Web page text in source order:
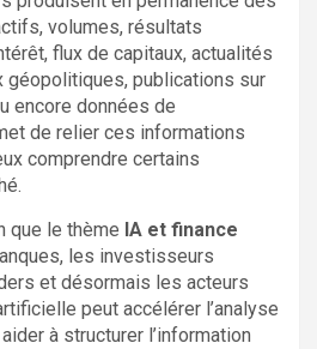
volumes, résultats
flux de capitaux, actualités
géopolitiques, publications sur
encore données de
de relier ces informations
comprendre certains
que le thème IA et finance
les investisseurs
et désormais les acteurs
peut accélérer l’analyse
à structurer l’information